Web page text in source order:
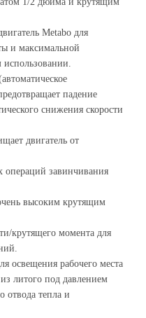
Metabo для
и максимальной
падение
снижения скорости
двигатель от
завинчивания
высоким крутящим
крутящего момента для
освещения рабочего места
литого под давлением
отвода тепла и